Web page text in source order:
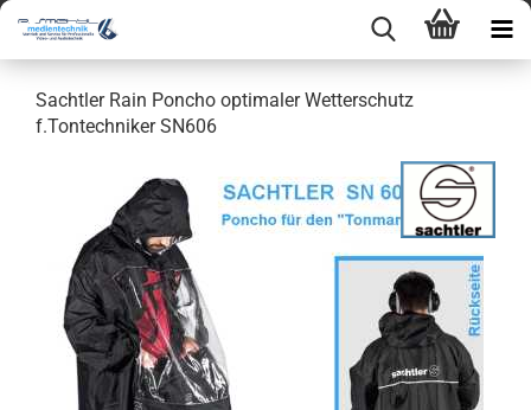
Sachtler Rain Poncho optimaler Wetterschutz
f.Tontechniker SN606